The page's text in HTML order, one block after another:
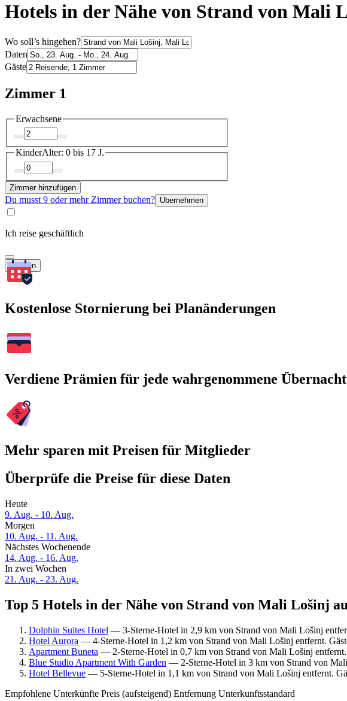
Hotels in der Nähe von Strand von Mali
Wo soll’s hingehen?
Daten
Gäste
Zimmer 1
Erwachsene
KinderAlter: 0 bis 17 J.
Zimmer hinzufügen
Du musst 9 oder mehr Zimmer buchen? Übernehmen
Ich reise geschäftlich
Suchen
Kostenlose Stornierung bei Planänderungen
Verdiene Prämien für jede wahrgenommene
Mehr sparen mit Preisen für Mitglieder
Überprüfe die Preise für diese Daten
Heute
9. Aug. - 10. Aug.
Morgen
10. Aug. - 11. Aug.
Nächstes Wochenende
14. Aug. - 16. Aug.
In zwei Wochen
21. Aug. - 23. Aug.
Top 5 Hotels in der Nähe von Strand von Mali Lošinj
Dolphin Suites Hotel — 3-Sterne-Hotel in 2,9 km von Strand von Mali Lošinj
Hotel Aurora — 4-Sterne-Hotel in 1,2 km von Strand von Mali Lošinj entfernt.
Apartment Buneta — 2-Sterne-Hotel in 0,7 km von Strand von Mali Lošinj entfernt.
Blue Studio Apartment With Garden — 2-Sterne-Hotel in 3 km von Strand von
Hotel Bellevue — 5-Sterne-Hotel in 1,1 km von Strand von Mali Lošinj entfernt.
Empfohlene Unterkünfte Preis (aufsteigend) Entfernung Unterkunftsstandard